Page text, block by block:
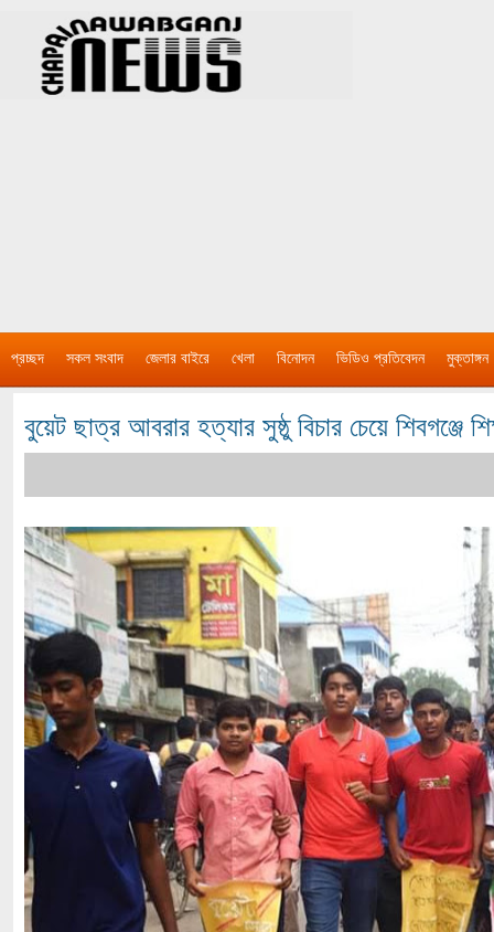
প্রচ্ছদ সকল সংবাদ জেলার বাইরে খেলা বিনোদন ভিডিও প্রতিবেদন মুক্তাঙ্গন
বুয়েট ছাত্র আবরার হত্যার সুষ্ঠু বিচার চেয়ে শিবগঞ্জে